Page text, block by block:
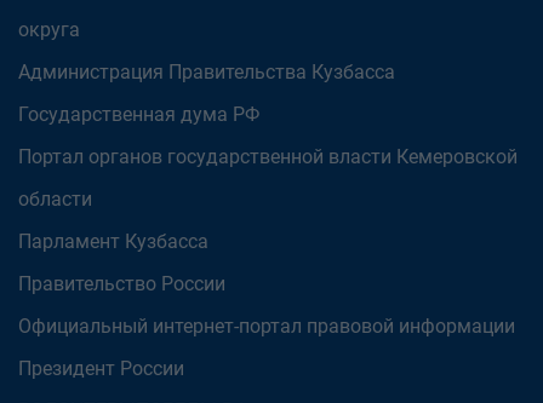
округа
Администрация Правительства Кузбасса
Государственная дума РФ
Портал органов государственной власти Кемеровской
области
Парламент Кузбасса
Правительство России
Официальный интернет-портал правовой информации
Президент России